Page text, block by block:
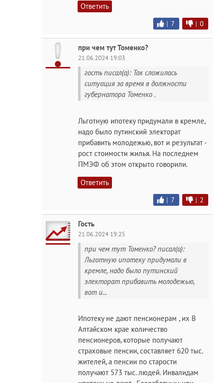
Ответить
| 7 | 0
при чем тут Томенко?
21.06.2024 19:03
гость писал(а): Так сложилась
ситуация за время в должности
губернатора Томенко .
Льготную ипотеку придумали в кремле,
надо было путинский электорат
прибавить молодежью, вот и результат -
рост стоимости жилья. На последнем
ПМЭФ об этом открыто говорили.
Ответить
| 7 | 2
Гость
21.06.2024 19:25
при чем тут Томенко? писал(а):
Льготную ипотеку придумали в
кремле, надо было путинский
электорат прибавить молодежью,
вот и...
Ипотеку не дают пенсионерам , их В
Алтайском крае количество
пенсионеров, которые получают
страховые пенсии, составляет 620 тыс.
жителей, а пенсии по старости
получают 573 тыс. людей. Инвалидам